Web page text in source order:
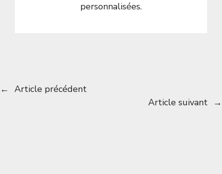
personnalisées.
← Article précédent
Article suivant →